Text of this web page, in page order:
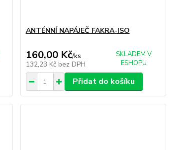
ANTÉNNÍ NAPÁJEČ FAKRA-ISO
160,00 Kč/ks
132,23 Kč bez DPH
SKLADEM V
ESHOPU
Přidat do košíku